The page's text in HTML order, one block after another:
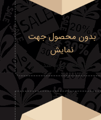
بدون محصول جهت
نمایش
متاسفم تموم شدم :(